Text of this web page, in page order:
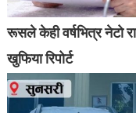
रूसले केही वर्षभित्र नेटो
खुफिया रिपोर्ट